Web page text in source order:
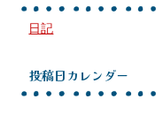
日記
投稿日カレンダー